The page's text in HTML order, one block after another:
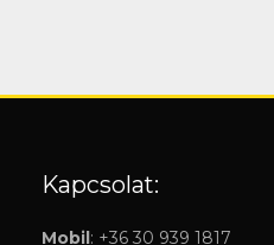
Kapcsolat:
Mobil: +36 30 939 1817